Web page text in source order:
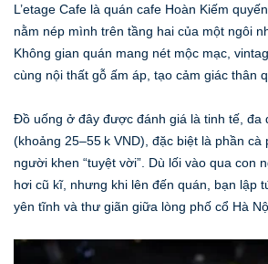
L’etage Cafe là quán cafe Hoàn Kiếm
nằm nép mình trên tầng hai của một ngôi
Không gian quán mang nét mộc mạc,
cùng nội thất gỗ ấm áp, tạo cảm giác thân
Đồ uống ở đây được đánh giá là tinh tế, đa
(khoảng 25–55 k VND), đặc biệt là phần
người khen “tuyệt vời”. Dù lối vào qua con
hơi cũ kĩ, nhưng khi lên đến quán, bạn lập
yên tĩnh và thư giãn giữa lòng phố cổ Hà